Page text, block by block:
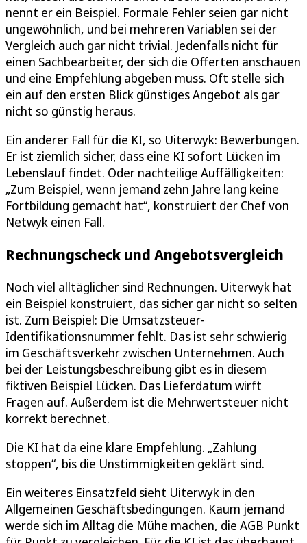
nennt er ein Beispiel. Formale Fehler seien gar nicht
ungewöhnlich, und bei mehreren Variablen sei der
Vergleich auch gar nicht trivial. Jedenfalls nicht für
einen Sachbearbeiter, der sich die Offerten anschauen
und eine Empfehlung abgeben muss. Oft stelle sich
ein auf den ersten Blick günstiges Angebot als gar
nicht so günstig heraus.
Ein anderer Fall für die KI, so Uiterwyk: Bewerbungen.
Er ist ziemlich sicher, dass eine KI sofort Lücken im
Lebenslauf findet. Oder nachteilige Auffälligkeiten:
„Zum Beispiel, wenn jemand zehn Jahre lang keine
Fortbildung gemacht hat“, konstruiert der Chef von
Netwyk einen Fall.
Rechnungscheck und Angebotsvergleich
Noch viel alltäglicher sind Rechnungen. Uiterwyk hat
ein Beispiel konstruiert, das sicher gar nicht so selten
ist. Zum Beispiel: Die Umsatzsteuer-
Identifikationsnummer fehlt. Das ist sehr schwierig
im Geschäftsverkehr zwischen Unternehmen. Auch
bei der Leistungsbeschreibung gibt es in diesem
fiktiven Beispiel Lücken. Das Lieferdatum wirft
Fragen auf. Außerdem ist die Mehrwertsteuer nicht
korrekt berechnet.
Die KI hat da eine klare Empfehlung. „Zahlung
stoppen“, bis die Unstimmigkeiten geklärt sind.
Ein weiteres Einsatzfeld sieht Uiterwyk in den
Allgemeinen Geschäftsbedingungen. Kaum jemand
werde sich im Alltag die Mühe machen, die AGB Punkt